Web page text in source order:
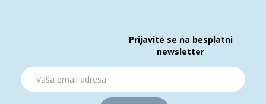
Prijavite se na besplatni
newsletter